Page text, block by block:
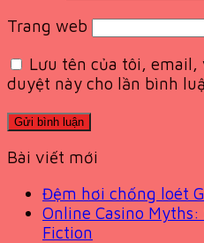
Trang web
Lưu tên của tôi,
duyệt này cho lần bình
Bài viết mới
Đệm hơi chống loét
Online Casino
Fiction